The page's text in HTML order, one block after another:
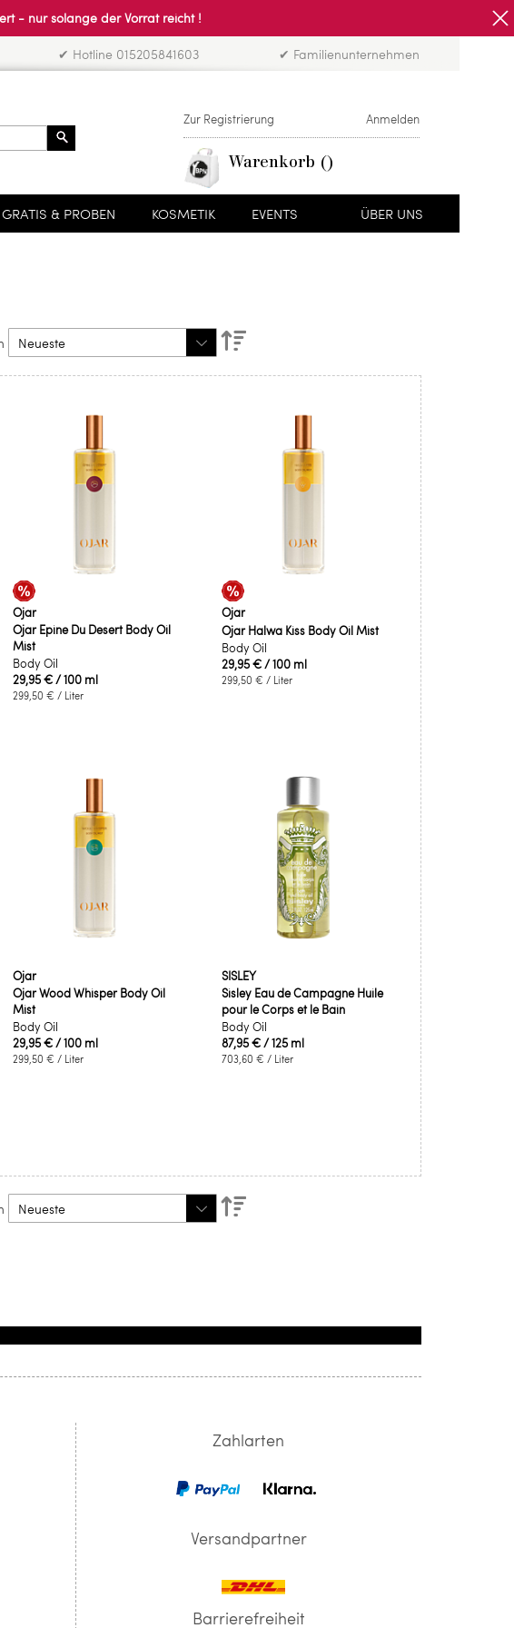
- nur solange der Vorrat reicht !
✔ Hotline 015205841603 ✔ Familienunternehmen
Zur Registrierung Anmelden
Warenkorb
GRATIS & PROBEN KOSMETIK EVENTS ÜBER UNS
Absteigend
Ojar
Ojar Epine Du Desert Body Oil
Mist
Body Oil
29,95 €/ 100 ml
299,50 € / Liter
Ojar
Ojar Halwa Kiss Body Oil Mist
Body Oil
29,95 €/ 100 ml
299,50 € / Liter
Ojar
Ojar Wood Whisper Body Oil
Mist
Body Oil
29,95 €/ 100 ml
299,50 € / Liter
SISLEY
Sisley Eau de Campagne Huile
pour le Corps et le Bain
Body Oil
87,95 €/ 125 ml
703,60 € / Liter
Absteigend
Zahlarten
Versandpartner
Barrierefreiheit